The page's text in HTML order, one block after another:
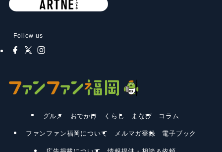
Follow us
グルメ おでかけ くらし まなび コラム
ファンファン福岡について メルマガ登録 電子ブック